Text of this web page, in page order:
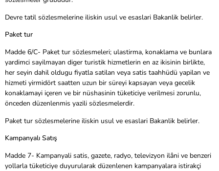
Devre tatil sözlesmelerine iliskin usul ve esaslari Bakanlik belirler.
Paket tur
Madde 6/C- Paket tur sözlesmeleri; ulastirma, konaklama ve bunlara
yardimci sayilmayan diger turistik hizmetlerin en az ikisinin birlikte,
her seyin dahil oldugu fiyatla satilan veya satis taahhüdü yapilan ve
hizmeti yirmidört saatten uzun bir süreyi kapsayan veya gecelik
konaklamayi içeren ve bir nüshasinin tüketiciye verilmesi zorunlu,
önceden düzenlenmis yazili sözlesmelerdir.
Paket tur sözlesmelerine iliskin usul ve esaslari Bakanlik belirler.
Kampanyalı Satış
Madde 7- Kampanyali satis, gazete, radyo, televizyon ilâni ve benzeri
yollarla tüketiciye duyurularak düzenlenen kampanyalara istirakçi